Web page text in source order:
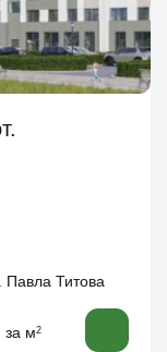
Павла Титова
за м2